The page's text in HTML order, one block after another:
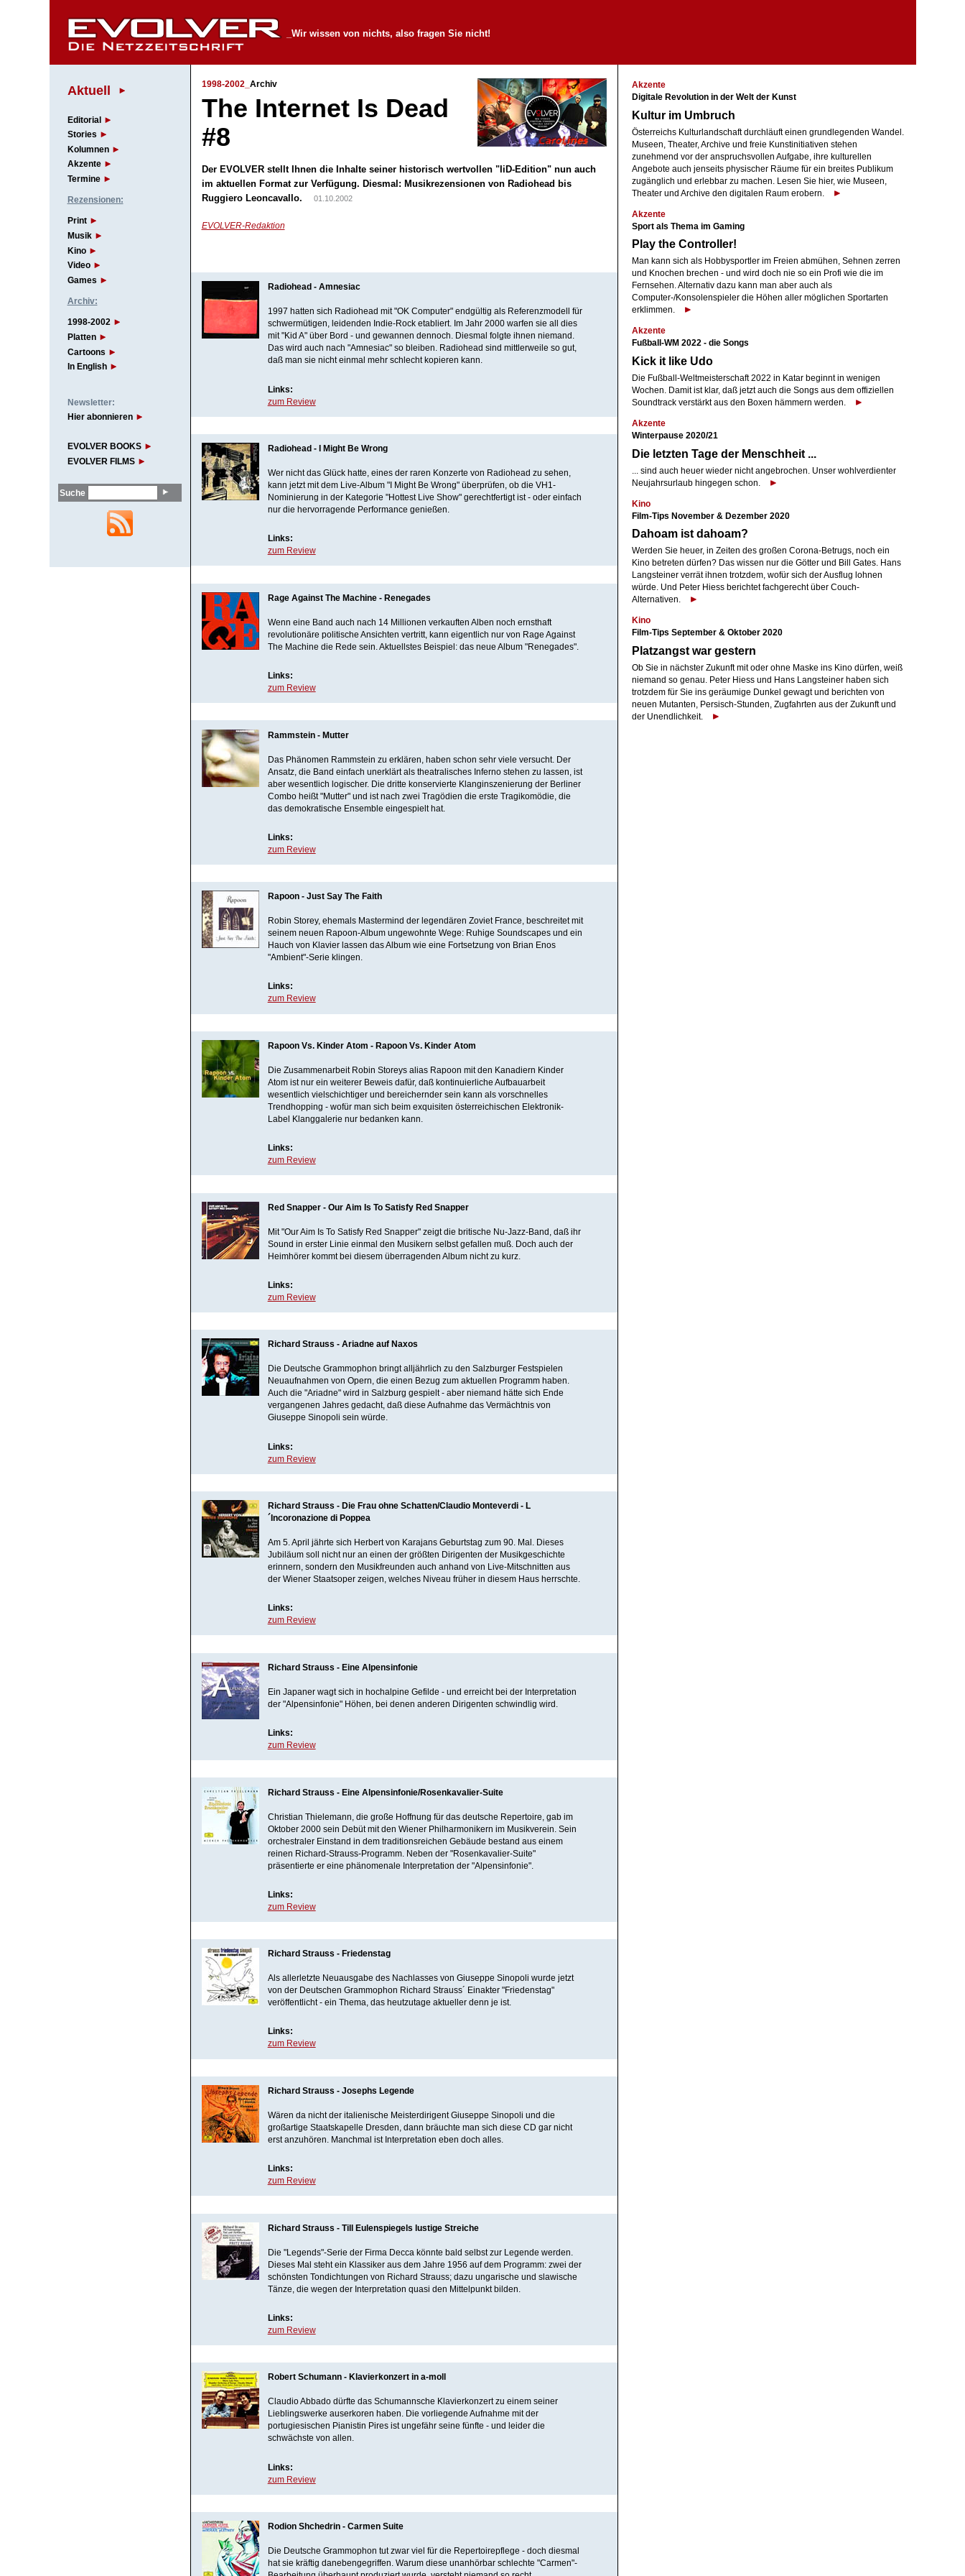
_Wir wissen von nichts, also fragen Sie nicht!
Aktuell
Editorial
Stories
Kolumnen
Akzente
Termine
Rezensionen:
Print
Musik
Kino
Video
Games
Archiv:
1998-2002
Platten
Cartoons
In English
Newsletter:
Hier abonnieren
EVOLVER BOOKS
EVOLVER FILMS
Suche
1998-2002_ Archiv
The Internet Is Dead
#8
Der EVOLVER stellt Ihnen die Inhalte seiner historisch wertvollen "IiD-Edition" nun auch
im aktuellen Format zur Verfügung. Diesmal: Musikrezensionen von Radiohead bis
Ruggiero Leoncavallo.
01.10.2002
EVOLVER-Redaktion
Radiohead - Amnesiac
1997 hatten sich Radiohead mit "OK Computer" endgültig als Referenzmodell für
schwermütigen, leidenden Indie-Rock etabliert. Im Jahr 2000 warfen sie all dies
mit "Kid A" über Bord - und gewannen dennoch. Diesmal folgte ihnen niemand.
Das wird auch nach "Amnesiac" so bleiben. Radiohead sind mittlerweile so gut,
daß man sie nicht einmal mehr schlecht kopieren kann.
Links:
zum Review
Radiohead - I Might Be Wrong
Wer nicht das Glück hatte, eines der raren Konzerte von Radiohead zu sehen,
kann jetzt mit dem Live-Album "I Might Be Wrong" überprüfen, ob die VH1-
Nominierung in der Kategorie "Hottest Live Show" gerechtfertigt ist - oder einfach
nur die hervorragende Performance genießen.
Links:
zum Review
Rage Against The Machine - Renegades
Wenn eine Band auch nach 14 Millionen verkauften Alben noch ernsthaft
revolutionäre politische Ansichten vertritt, kann eigentlich nur von Rage Against
The Machine die Rede sein. Aktuellstes Beispiel: das neue Album "Renegades".
Links:
zum Review
Rammstein - Mutter
Das Phänomen Rammstein zu erklären, haben schon sehr viele versucht. Der
Ansatz, die Band einfach unerklärt als theatralisches Inferno stehen zu lassen, ist
aber wesentlich logischer. Die dritte konservierte Klanginszenierung der Berliner
Combo heißt "Mutter" und ist nach zwei Tragödien die erste Tragikomödie, die
das demokratische Ensemble eingespielt hat.
Links:
zum Review
Rapoon - Just Say The Faith
Robin Storey, ehemals Mastermind der legendären Zoviet France, beschreitet mit
seinem neuen Rapoon-Album ungewohnte Wege: Ruhige Soundscapes und ein
Hauch von Klavier lassen das Album wie eine Fortsetzung von Brian Enos
"Ambient"-Serie klingen.
Links:
zum Review
Rapoon Vs. Kinder Atom - Rapoon Vs. Kinder Atom
Die Zusammenarbeit Robin Storeys alias Rapoon mit den Kanadiern Kinder
Atom ist nur ein weiterer Beweis dafür, daß kontinuierliche Aufbauarbeit
wesentlich vielschichtiger und bereichernder sein kann als vorschnelles
Trendhopping - wofür man sich beim exquisiten österreichischen Elektronik-
Label Klanggalerie nur bedanken kann.
Links:
zum Review
Red Snapper - Our Aim Is To Satisfy Red Snapper
Mit "Our Aim Is To Satisfy Red Snapper" zeigt die britische Nu-Jazz-Band, daß ihr
Sound in erster Linie einmal den Musikern selbst gefallen muß. Doch auch der
Heimhörer kommt bei diesem überragenden Album nicht zu kurz.
Links:
zum Review
Richard Strauss - Ariadne auf Naxos
Die Deutsche Grammophon bringt alljährlich zu den Salzburger Festspielen
Neuaufnahmen von Opern, die einen Bezug zum aktuellen Programm haben.
Auch die "Ariadne" wird in Salzburg gespielt - aber niemand hätte sich Ende
vergangenen Jahres gedacht, daß diese Aufnahme das Vermächtnis von
Giuseppe Sinopoli sein würde.
Links:
zum Review
Richard Strauss - Die Frau ohne Schatten/Claudio Monteverdi - L
´Incoronazione di Poppea
Am 5. April jährte sich Herbert von Karajans Geburtstag zum 90. Mal. Dieses
Jubiläum soll nicht nur an einen der größten Dirigenten der Musikgeschichte
erinnern, sondern den Musikfreunden auch anhand von Live-Mitschnitten aus
der Wiener Staatsoper zeigen, welches Niveau früher in diesem Haus herrschte.
Links:
zum Review
Richard Strauss - Eine Alpensinfonie
Ein Japaner wagt sich in hochalpine Gefilde - und erreicht bei der Interpretation
der "Alpensinfonie" Höhen, bei denen anderen Dirigenten schwindlig wird.
Links:
zum Review
Richard Strauss - Eine Alpensinfonie/Rosenkavalier-Suite
Christian Thielemann, die große Hoffnung für das deutsche Repertoire, gab im
Oktober 2000 sein Debüt mit den Wiener Philharmonikern im Musikverein. Sein
orchestraler Einstand in dem traditionsreichen Gebäude bestand aus einem
reinen Richard-Strauss-Programm. Neben der "Rosenkavalier-Suite"
präsentierte er eine phänomenale Interpretation der "Alpensinfonie".
Links:
zum Review
Richard Strauss - Friedenstag
Als allerletzte Neuausgabe des Nachlasses von Giuseppe Sinopoli wurde jetzt
von der Deutschen Grammophon Richard Strauss´ Einakter "Friedenstag"
veröffentlicht - ein Thema, das heutzutage aktueller denn je ist.
Links:
zum Review
Richard Strauss - Josephs Legende
Wären da nicht der italienische Meisterdirigent Giuseppe Sinopoli und die
großartige Staatskapelle Dresden, dann bräuchte man sich diese CD gar nicht
erst anzuhören. Manchmal ist Interpretation eben doch alles.
Links:
zum Review
Richard Strauss - Till Eulenspiegels lustige Streiche
Die "Legends"-Serie der Firma Decca könnte bald selbst zur Legende werden.
Dieses Mal steht ein Klassiker aus dem Jahre 1956 auf dem Programm: zwei der
schönsten Tondichtungen von Richard Strauss; dazu ungarische und slawische
Tänze, die wegen der Interpretation quasi den Mittelpunkt bilden.
Links:
zum Review
Robert Schumann - Klavierkonzert in a-moll
Claudio Abbado dürfte das Schumannsche Klavierkonzert zu einem seiner
Lieblingswerke auserkoren haben. Die vorliegende Aufnahme mit der
portugiesischen Pianistin Pires ist ungefähr seine fünfte - und leider die
schwächste von allen.
Links:
zum Review
Rodion Shchedrin - Carmen Suite
Die Deutsche Grammophon tut zwar viel für die Repertoirepflege - doch diesmal
hat sie kräftig danebengegriffen. Warum diese unanhörbar schlechte "Carmen"-
Akzente
Digitale Revolution in der Welt der Kunst
Kultur im Umbruch
Österreichs Kulturlandschaft durchläuft einen grundlegenden Wandel.
Museen, Theater, Archive und freie Kunstinitiativen stehen
zunehmend vor der anspruchsvollen Aufgabe, ihre kulturellen
Angebote auch jenseits physischer Räume für ein breites Publikum
zugänglich und erlebbar zu machen. Lesen Sie hier, wie Museen,
Theater und Archive den digitalen Raum erobern.
Akzente
Sport als Thema im Gaming
Play the Controller!
Man kann sich als Hobbysportler im Freien abmühen, Sehnen zerren
und Knochen brechen - und wird doch nie so ein Profi wie die im
Fernsehen. Alternativ dazu kann man aber auch als
Computer-/Konsolenspieler die Höhen aller möglichen Sportarten
erklimmen.
Akzente
Fußball-WM 2022 - die Songs
Kick it like Udo
Die Fußball-Weltmeisterschaft 2022 in Katar beginnt in wenigen
Wochen. Damit ist klar, daß jetzt auch die Songs aus dem offiziellen
Soundtrack verstärkt aus den Boxen hämmern werden.
Akzente
Winterpause 2020/21
Die letzten Tage der Menschheit ...
... sind auch heuer wieder nicht angebrochen. Unser wohlverdienter
Neujahrsurlaub hingegen schon.
Kino
Film-Tips November & Dezember 2020
Dahoam ist dahoam?
Werden Sie heuer, in Zeiten des großen Corona-Betrugs, noch ein
Kino betreten dürfen? Das wissen nur die Götter und Bill Gates. Hans
Langsteiner verrät ihnen trotzdem, wofür sich der Ausflug lohnen
würde. Und Peter Hiess berichtet fachgerecht über Couch-
Alternativen.
Kino
Film-Tips September & Oktober 2020
Platzangst war gestern
Ob Sie in nächster Zukunft mit oder ohne Maske ins Kino dürfen, weiß
niemand so genau. Peter Hiess und Hans Langsteiner haben sich
trotzdem für Sie ins geräumige Dunkel gewagt und berichten von
neuen Mutanten, Persisch-Stunden, Zugfahrten aus der Zukunft und
der Unendlichkeit.